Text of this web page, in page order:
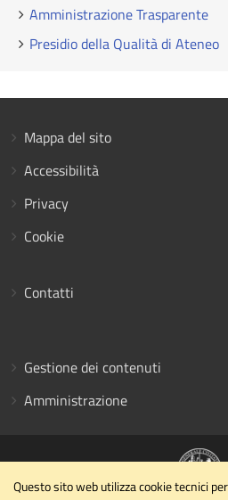
Amministrazione Trasparente
Presidio della Qualità di Ateneo
Mappa del sito
Accessibilità
Privacy
Cookie
Contatti
Gestione dei contenuti
Amministrazione
Questo sito web utilizza cookie tecnici